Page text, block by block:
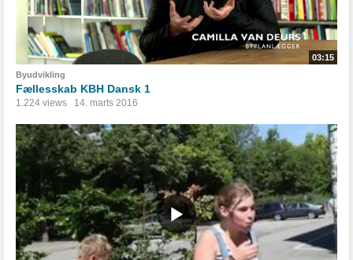
03:15
Byudvikling
Fællesskab KBH Dansk 1
1.224 views 14. marts 2016